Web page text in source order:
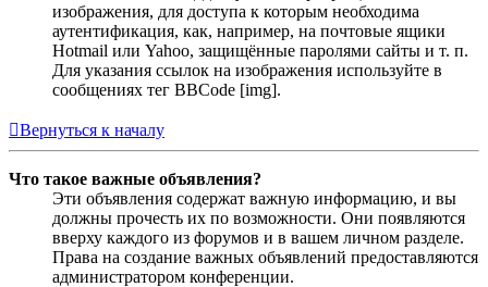
изображения, для доступа к которым необходима
аутентификация, как, например, на почтовые ящики
Hotmail или Yahoo, защищённые паролями сайты и т. п.
Для указания ссылок на изображения используйте в
сообщениях тег BBCode [img].
Вернуться к началу
Что такое важные объявления?
Эти объявления содержат важную информацию, и вы
должны прочесть их по возможности. Они появляются
вверху каждого из форумов и в вашем личном разделе.
Права на создание важных объявлений предоставляются
администратором конференции.